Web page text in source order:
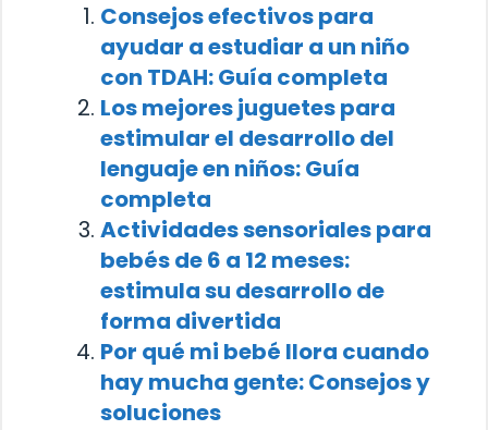
Consejos efectivos para
ayudar a estudiar a un niño
con TDAH: Guía completa
Los mejores juguetes para
estimular el desarrollo del
lenguaje en niños: Guía
completa
Actividades sensoriales para
bebés de 6 a 12 meses:
estimula su desarrollo de
forma divertida
Por qué mi bebé llora cuando
hay mucha gente: Consejos y
soluciones